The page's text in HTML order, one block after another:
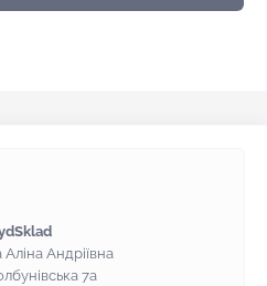
Андріївна
7а